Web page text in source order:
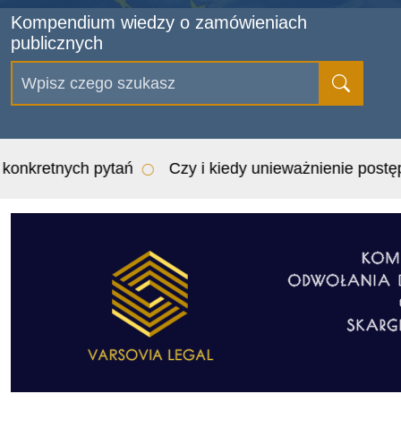
Kompendium wiedzy o zamówieniach
publicznych
postępowania może być sytuacja